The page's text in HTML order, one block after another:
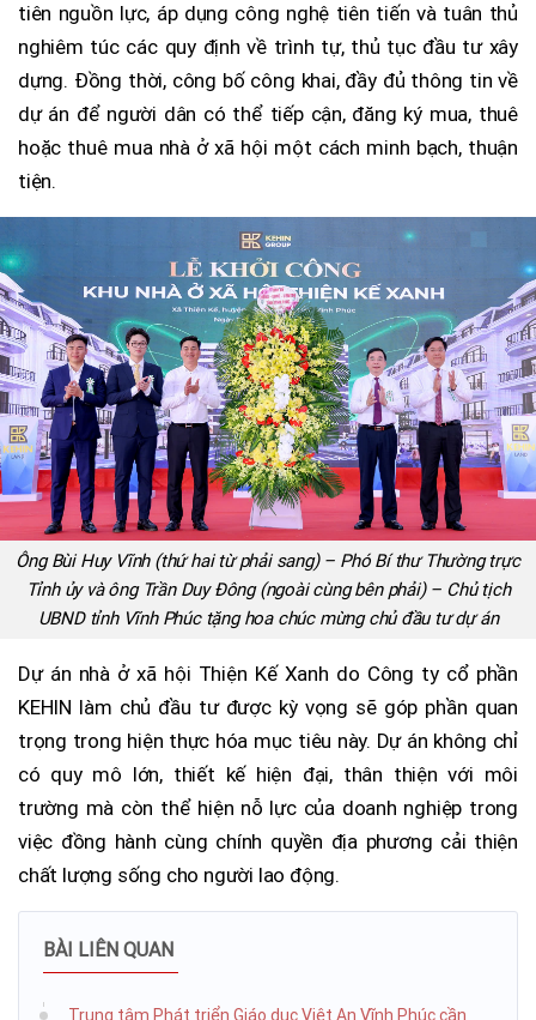
tiên nguồn lực, áp dụng công nghệ tiên tiến và tuân thủ
nghiêm túc các quy định về trình tự, thủ tục đầu tư xây
dựng. Đồng thời, công bố công khai, đầy đủ thông tin về
dự án để người dân có thể tiếp cận, đăng ký mua, thuê
hoặc thuê mua nhà ở xã hội một cách minh bạch, thuận
tiện.
Ông Bùi Huy Vĩnh (thứ hai từ phải sang) – Phó Bí thư Thường trực
Tỉnh ủy và ông Trần Duy Đông (ngoài cùng bên phải) – Chủ tịch
UBND tỉnh Vĩnh Phúc tặng hoa chúc mừng chủ đầu tư dự án
Dự án nhà ở xã hội Thiện Kế Xanh do Công ty cổ phần
KEHIN làm chủ đầu tư được kỳ vọng sẽ góp phần quan
trọng trong hiện thực hóa mục tiêu này. Dự án không chỉ
có quy mô lớn, thiết kế hiện đại, thân thiện với môi
trường mà còn thể hiện nỗ lực của doanh nghiệp trong
việc đồng hành cùng chính quyền địa phương cải thiện
chất lượng sống cho người lao động.
BÀI LIÊN QUAN
Trung tâm Phát triển Giáo dục Việt An Vĩnh Phúc cần